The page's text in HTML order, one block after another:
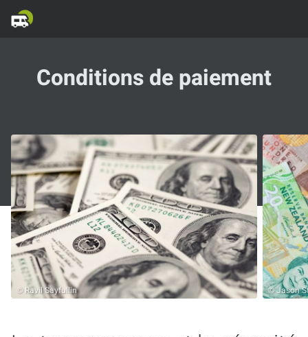
Conditions de paiement
© Ravil Sayfullin © Jason